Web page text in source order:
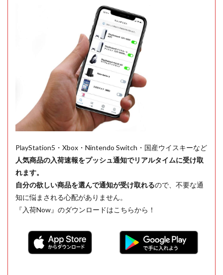
PlayStation5・Xbox・Nintendo Switch・国産ウイスキーなど
人気商品の入荷速報をプッシュ通知でリアルタイムに受け取
れます。
自分の欲しい商品を選んで通知が受け取れるので、不要な通
知に悩まされる心配がありません。
『入荷Now』のダウンロードはこちらから！